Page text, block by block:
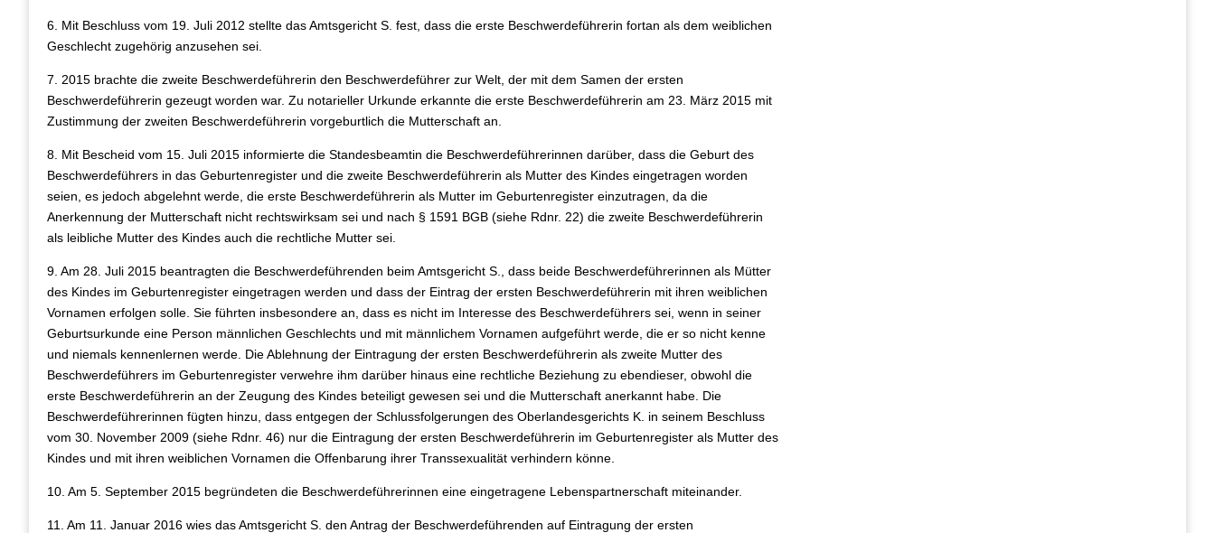
6. Mit Beschluss vom 19. Juli 2012 stellte das Amtsgericht S. fest, dass die erste Beschwerdeführerin fortan als dem weiblichen
Geschlecht zugehörig anzusehen sei.
7. 2015 brachte die zweite Beschwerdeführerin den Beschwerdeführer zur Welt, der mit dem Samen der ersten
Beschwerdeführerin gezeugt worden war. Zu notarieller Urkunde erkannte die erste Beschwerdeführerin am 23. März 2015 mit
Zustimmung der zweiten Beschwerdeführerin vorgeburtlich die Mutterschaft an.
8. Mit Bescheid vom 15. Juli 2015 informierte die Standesbeamtin die Beschwerdeführerinnen darüber, dass die Geburt des
Beschwerdeführers in das Geburtenregister und die zweite Beschwerdeführerin als Mutter des Kindes eingetragen worden
seien, es jedoch abgelehnt werde, die erste Beschwerdeführerin als Mutter im Geburtenregister einzutragen, da die
Anerkennung der Mutterschaft nicht rechtswirksam sei und nach § 1591 BGB (siehe Rdnr. 22) die zweite Beschwerdeführerin
als leibliche Mutter des Kindes auch die rechtliche Mutter sei.
9. Am 28. Juli 2015 beantragten die Beschwerdeführenden beim Amtsgericht S., dass beide Beschwerdeführerinnen als Mütter
des Kindes im Geburtenregister eingetragen werden und dass der Eintrag der ersten Beschwerdeführerin mit ihren weiblichen
Vornamen erfolgen solle. Sie führten insbesondere an, dass es nicht im Interesse des Beschwerdeführers sei, wenn in seiner
Geburtsurkunde eine Person männlichen Geschlechts und mit männlichem Vornamen aufgeführt werde, die er so nicht kenne
und niemals kennenlernen werde. Die Ablehnung der Eintragung der ersten Beschwerdeführerin als zweite Mutter des
Beschwerdeführers im Geburtenregister verwehre ihm darüber hinaus eine rechtliche Beziehung zu ebendieser, obwohl die
erste Beschwerdeführerin an der Zeugung des Kindes beteiligt gewesen sei und die Mutterschaft anerkannt habe. Die
Beschwerdeführerinnen fügten hinzu, dass entgegen der Schlussfolgerungen des Oberlandesgerichts K. in seinem Beschluss
vom 30. November 2009 (siehe Rdnr. 46) nur die Eintragung der ersten Beschwerdeführerin im Geburtenregister als Mutter des
Kindes und mit ihren weiblichen Vornamen die Offenbarung ihrer Transsexualität verhindern könne.
10. Am 5. September 2015 begründeten die Beschwerdeführerinnen eine eingetragene Lebenspartnerschaft miteinander.
11. Am 11. Januar 2016 wies das Amtsgericht S. den Antrag der Beschwerdeführenden auf Eintragung der ersten